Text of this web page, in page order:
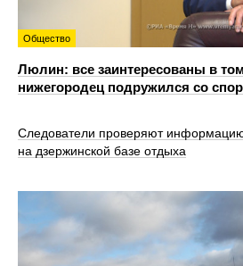
Общество
Люлин: все заинтересованы в
нижегородец подружился со
Следователи проверяют
на дзержинской базе отдыха